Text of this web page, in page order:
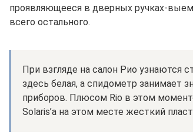
проявляющееся в дверных ручках-
всего остального.
При взгляде на салон Рио узнаются
здесь белая, а спидометр занимает
приборов. Плюсом Rio в этом
Solaris’а на этом месте жесткий